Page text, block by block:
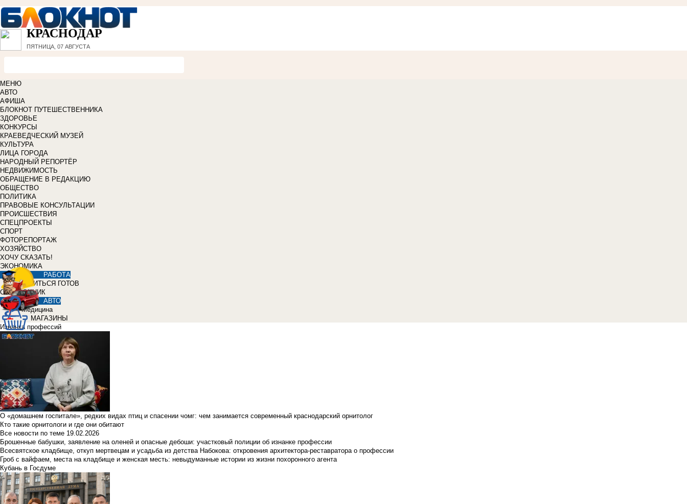
КРАСНОДАР
ПЯТНИЦА, 07 АВГУСТА
МЕНЮ
АВТО
АФИША
БЛОКНОТ ПУТЕШЕСТВЕННИКА
ЗДОРОВЬЕ
КОНКУРСЫ
КРАЕВЕДЧЕСКИЙ МУЗЕЙ
КУЛЬТУРА
ЛИЦА ГОРОДА
НАРОДНЫЙ РЕПОРТЁР
НЕДВИЖИМОСТЬ
ОБРАЩЕНИЕ В РЕДАКЦИЮ
ОБЩЕСТВО
ПОЛИТИКА
ПРАВОВЫЕ КОНСУЛЬТАЦИИ
ПРОИСШЕСТВИЯ
СПЕЦПРОЕКТЫ
СПОРТ
ФОТОРЕПОРТАЖ
ХОЗЯЙСТВО
ХОЧУ СКАЗАТЬ!
ЭКОНОМИКА
РАБОТА
УЧИТЬСЯ ГОТОВ
СПРАВОЧНИК
АВТО
Медицина
МАГАЗИНЫ
Изнанка профессий
О «домашнем госпитале», редких видах птиц и спасении чомг: чем занимается современный краснодарский орнитолог
Кто такие орнитологи и где они обитают
Все новости по теме 19.02.2026
Брошенные бабушки, заявление на оленей и опасные дебоши: участковый полиции об изнанке профессии
Всесвятское кладбище, откуп мертвецам и усадьба из детства Набокова: откровения архитектора-реставратора о профессии
Гроб с вайфаем, места на кладбище и женская месть: невыдуманные истории из жизни похоронного агента
Кубань в Госдуме